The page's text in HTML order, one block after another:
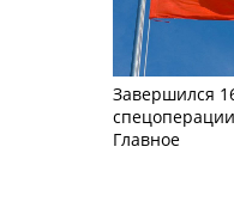
Завершился
Главное